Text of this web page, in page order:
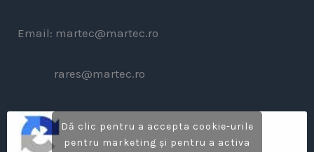
Email: martec@martec.ro
rares@martec.ro
Dă clic pentru a accepta cookie-urile
pentru marketing și pentru a activa